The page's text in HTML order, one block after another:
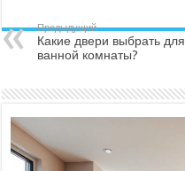
Предыдущий
Какие двери выбрать для
ванной комнаты?